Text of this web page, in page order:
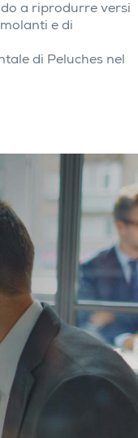
a riprodurre versi
e di
di Peluches nel